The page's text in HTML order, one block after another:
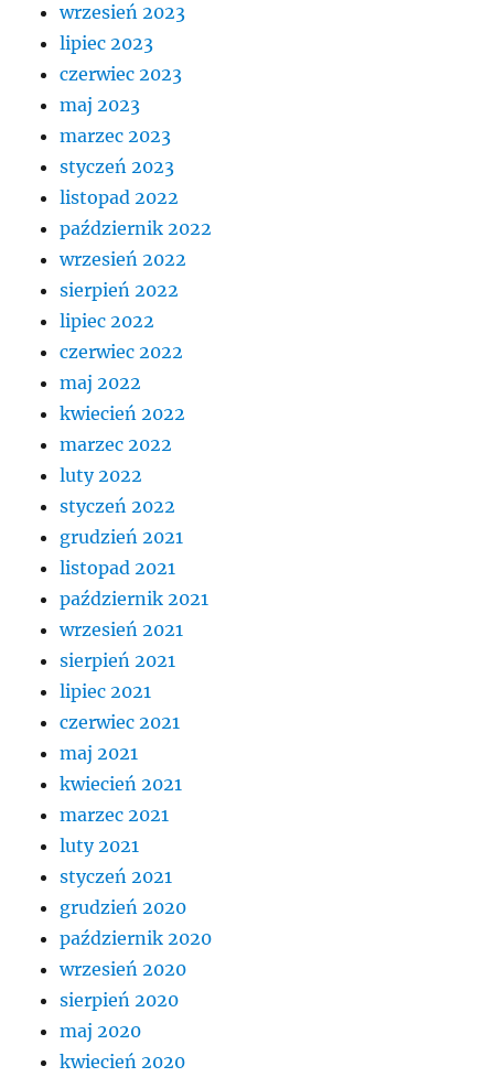
wrzesień 2023
lipiec 2023
czerwiec 2023
maj 2023
marzec 2023
styczeń 2023
listopad 2022
październik 2022
wrzesień 2022
sierpień 2022
lipiec 2022
czerwiec 2022
maj 2022
kwiecień 2022
marzec 2022
luty 2022
styczeń 2022
grudzień 2021
listopad 2021
październik 2021
wrzesień 2021
sierpień 2021
lipiec 2021
czerwiec 2021
maj 2021
kwiecień 2021
marzec 2021
luty 2021
styczeń 2021
grudzień 2020
październik 2020
wrzesień 2020
sierpień 2020
maj 2020
kwiecień 2020